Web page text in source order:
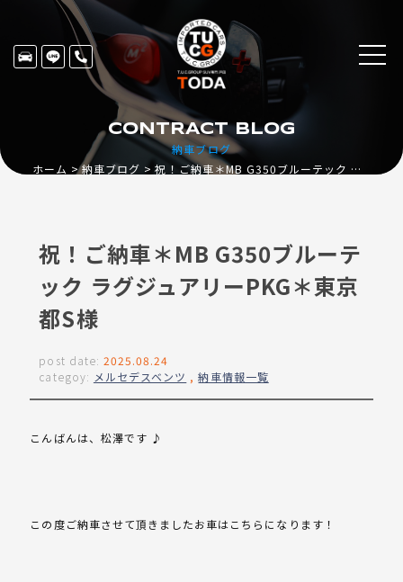
納車ブログ
CONTRACT BLOG
ホーム 納車ブログ 祝！ご納車＊MB G350ブルーテック ラグジュアリーPKG＊東京都S様
祝！ご納車＊MB G350ブルーテ
ック ラグジュアリーPKG＊東京
都S様
post date: 2025.08.24
categoy: メルセデスベンツ ,納車情報一覧
こんばんは、松澤です ♪
この度ご納車させて頂きましたお車はこちらになります！